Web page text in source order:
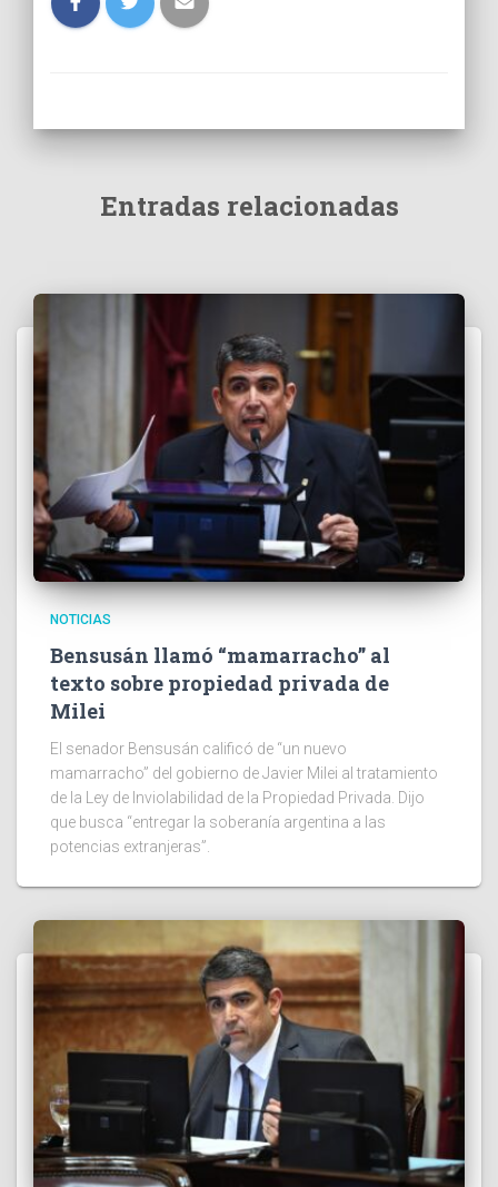
Entradas relacionadas
NOTICIAS
Bensusán llamó “mamarracho” al
texto sobre propiedad privada de
Milei
El senador Bensusán calificó de “un nuevo
mamarracho” del gobierno de Javier Milei al tratamiento
de la Ley de Inviolabilidad de la Propiedad Privada. Dijo
que busca “entregar la soberanía argentina a las
potencias extranjeras”.